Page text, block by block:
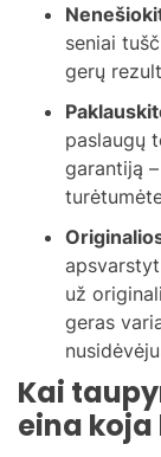
seniai
gerų
paslaugų
garantiją
už
geras
Kai
eina koja